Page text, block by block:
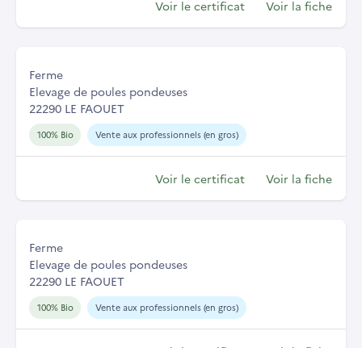
Voir le certificat Voir la fiche
Ferme
Elevage de poules pondeuses
22290 LE FAOUET
100% Bio Vente aux professionnels (en gros)
Voir le certificat Voir la fiche
Ferme
Elevage de poules pondeuses
22290 LE FAOUET
100% Bio Vente aux professionnels (en gros)